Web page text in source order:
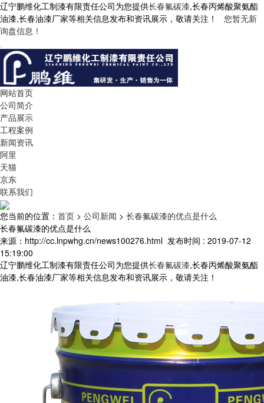
辽宁鹏维化工制漆有限责任公司为您提供长春氟碳漆,长春丙烯酸聚氨酯
油漆,长春油漆厂家等相关信息发布和资讯展示，敬请关注！ 您暂无新
询盘信息！
网站首页
公司简介
产品展示
工程案例
新闻资讯
阿里
天猫
京东
联系我们
您当前的位置： 首页 > 公司新闻 > 长春氟碳漆的优点是什么
长春氟碳漆的优点是什么
来源：http://cc.lnpwhg.cn/news100276.html 发布时间 : 2019-07-12
15:19:00
辽宁鹏维化工制漆有限责任公司为您提供长春氟碳漆,长春丙烯酸聚氨酯
油漆,长春油漆厂家等相关信息发布和资讯展示，敬请关注！